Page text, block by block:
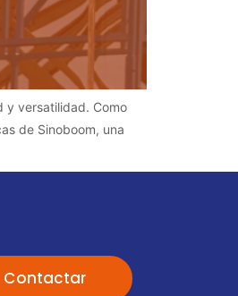
y versatilidad. Como
de Sinoboom, una
Contactar